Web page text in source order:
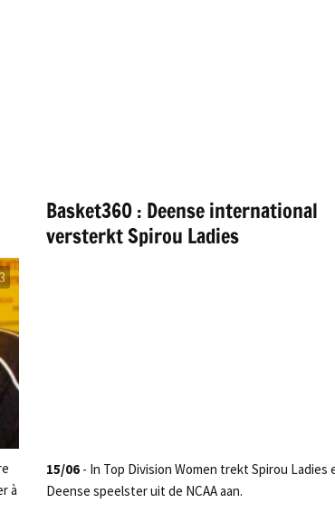
3
à
Basket360 : Deense international
versterkt Spirou Ladies
15/06- In Top Division Women trekt Spirou Ladies
Deense speelster uit de NCAA aan.